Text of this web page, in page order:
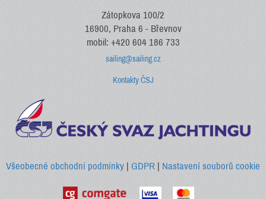
Zátopkova 100/2
16900, Praha 6 - Břevnov
mobil: +420 604 186 733
sailing@sailing.cz
Kontakty ČSJ
Všeobecné obchodní podmínky| GDPR |Nastavení souborů cookie